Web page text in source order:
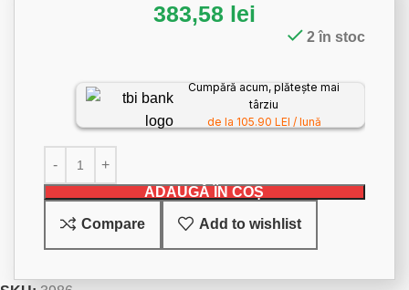
383,58 lei
2 în stoc
ADAUGĂ ÎN COȘ
Cumpără acum, plătește mai
târziu
de la 105.90 LEI / lună
Compare Add to wishlist